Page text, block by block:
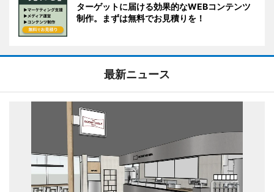
ターゲットに届ける効果的なWEBコンテンツ
制作。まずは無料でお見積りを！
最新ニュース